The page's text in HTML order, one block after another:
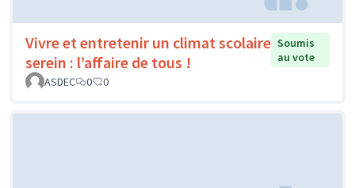
Vivre et entretenir un climat scolaire
serein : l’affaire de tous !
Soumis
au vote
ASDEC
0 0